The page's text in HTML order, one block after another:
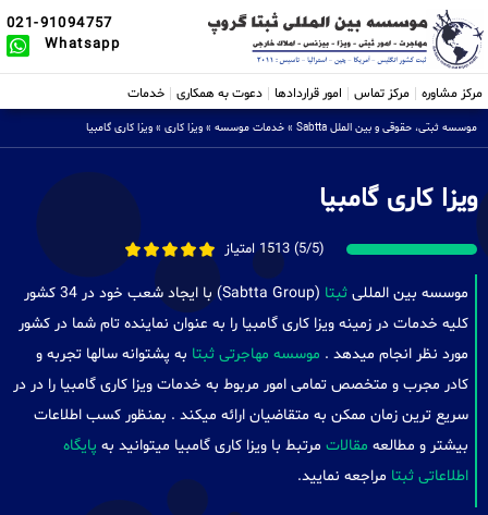
021-91094757
Whatsapp
مرکز مشاوره مرکز تماس امور قراردادها دعوت به همکاری خدمات
موسسه ثبتی، حقوقی و بین الملل Sabtta » خدمات موسسه » ویزا کاری » ویزا کاری گامبیا
ویزا کاری گامبیا
(5/5) 1513 امتیاز
موسسه بین المللی ثبتا
(Sabtta Group) با ایجاد شعب خود در 34 کشور
کلیه خدمات در زمینه ویزا کاری گامبیا را به عنوان نماینده تام شما در کشور
مورد نظر انجام میدهد . موسسه مهاجرتی ثبتا به پشتوانه سالها تجربه و
کادر مجرب و متخصص تمامی امور مربوط به خدمات ویزا کاری گامبیا را در در
سریع ترین زمان ممکن به متقاضیان ارائه میکند . بمنظور کسب اطلاعات
بیشتر و مطالعه مقالات مرتبط با ویزا کاری گامبیا میتوانید به پایگاه
اطلاعاتی ثبتا مراجعه نمایید.